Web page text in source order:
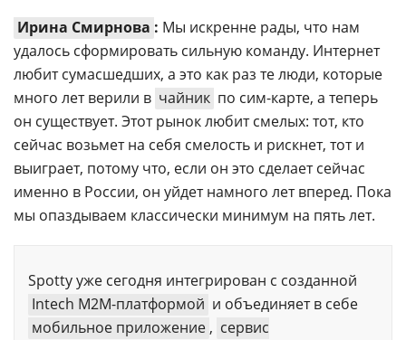
Ирина Смирнова : Мы искренне рады, что нам
удалось сформировать сильную команду. Интернет
любит сумасшедших, а это как раз те люди, которые
много лет верили в чайник по сим-карте, а теперь
он существует. Этот рынок любит смелых: тот, кто
сейчас возьмет на себя смелость и рискнет, тот и
выиграет, потому что, если он это сделает сейчас
именно в России, он уйдет намного лет вперед. Пока
мы опаздываем классически минимум на пять лет.
Spotty уже сегодня интегрирован с созданной
Intech M2M-платформой и объединяет в себе
мобильное приложение , сервис